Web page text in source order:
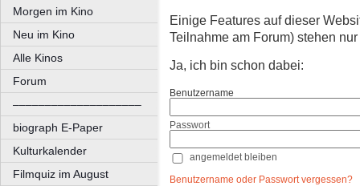
Morgen im Kino
Neu im Kino
Alle Kinos
Forum
––––––––––––––––––––
biograph E-Paper
Kulturkalender
Filmquiz im August
Einige Features auf dieser
Teilnahme am Forum) stehen
Ja, ich bin schon dabei:
Benutzername
Passwort
angemeldet bleiben
Benutzername oder Passwort vergessen?